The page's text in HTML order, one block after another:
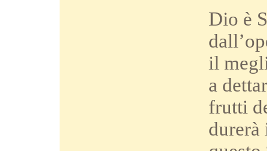
Dio è
il
a
frutti
durerà